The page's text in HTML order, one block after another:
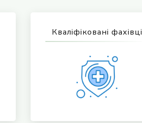
Кваліфіковані фахівці